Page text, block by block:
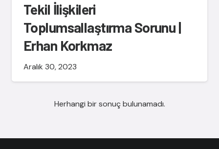
Tekil İlişkileri
Toplumsallaştırma Sorunu |
Erhan Korkmaz
Aralık 30, 2023
Herhangi bir sonuç bulunamadı.